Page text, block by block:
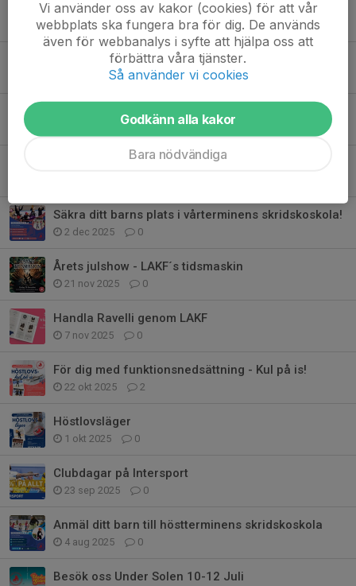
Friluftsdag på isen 21-22 februari
20 feb, 15:29 0
Se Norrlands konståkare tävla!
8 feb, 10:00 0
17 jan, 15:00 0
Vi önskar er alla en riktigt god jul!
Säkra ditt barns plats i vårterminens skridskoskola!
2 dec 2025 0
Årets julshow - LAKF´s tidsmaskin
21 nov 2025 0
Handla Ravelli genom LAKF
7 nov 2025 0
För dig med funktionsnedsättning - Kul på is!
22 okt 2025 2
Höstlovsläger
1 okt 2025 0
Clubdagar på Intersport
23 sep 2025 0
Anmäl ditt barn till höstterminens skridskoskola
4 aug 2025 0
Besök oss Under Solen 10-12 Juli
Vi använder oss av kakor (cookies) för att vår
webbplats ska fungera bra för dig. De används
även för webbanalys i syfte att hjälpa oss att
förbättra våra tjänster.
Så använder vi cookies
Godkänn alla kakor
Bara nödvändiga